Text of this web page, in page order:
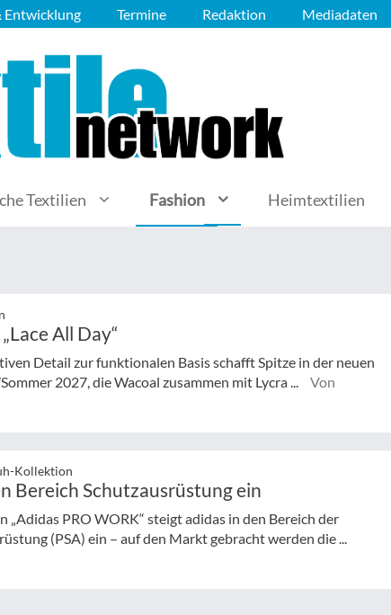
Entwicklung Termine Redaktion Mediadaten
Textilien Fashion Heimtextilien
All Day“
Detail zur funktionalen Basis schafft Spitze in der neuen
2027, die Wacoal zusammen mit Lycra ...
Von
Kollektion
Bereich Schutzausrüstung ein
PRO WORK“ steigt adidas in den Bereich der
(PSA) ein – auf den Markt gebracht werden die ...